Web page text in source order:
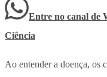
Entre no canal de
Ciência
Ao entender a doença, os